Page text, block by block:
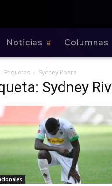
Noticias Columnas
Etiquetas Sydney Rivera
Sydney